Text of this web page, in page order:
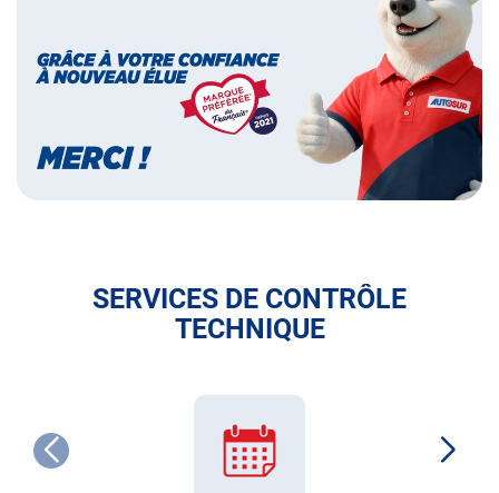
français
SERVICES DE CONTRÔLE
TECHNIQUE